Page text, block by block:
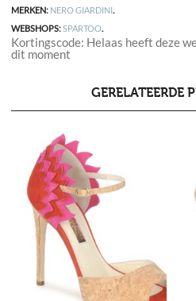
MERKEN: NERO GIARDINI.
WEBSHOPS:SPARTOO.
Kortingscode: Helaas heeft deze
dit moment
GERELATEERDE